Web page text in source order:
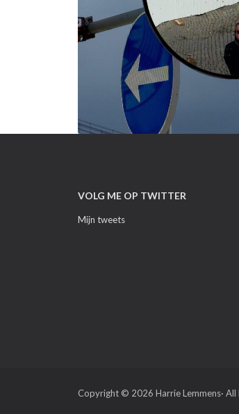
VOLG ME OP TWITTER
Mijn tweets
Copyright © 2026 Harrie Lemmens· All